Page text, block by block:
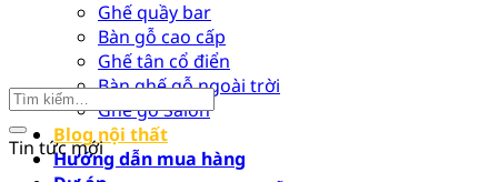
Ghế quầy bar
Bàn gỗ cao cấp
Ghế tân cổ điển
Bàn ghế gỗ ngoài trời
Ghế gỗ Salon
Blog nội thất
Hướng dẫn mua hàng
Tin tức mới